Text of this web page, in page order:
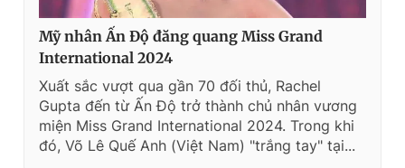
Mỹ nhân Ấn Độ đăng quang Miss Grand
International 2024
Xuất sắc vượt qua gần 70 đối thủ, Rachel
Gupta đến từ Ấn Độ trở thành chủ nhân vương
miện Miss Grand International 2024. Trong khi
đó, Võ Lê Quế Anh (Việt Nam) "trắng tay" tại...